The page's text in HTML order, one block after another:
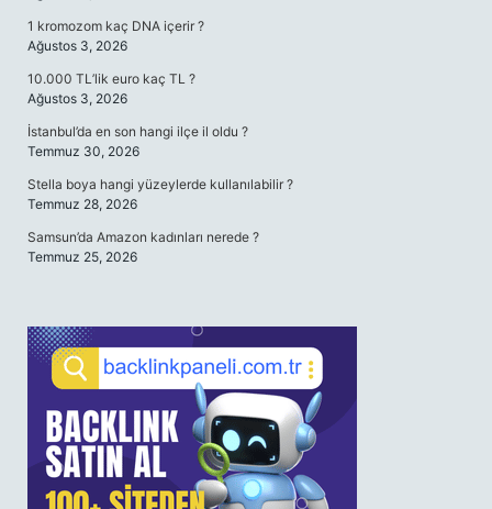
1 kromozom kaç DNA içerir ?
Ağustos 3, 2026
10.000 TL’lik euro kaç TL ?
Ağustos 3, 2026
İstanbul’da en son hangi ilçe il oldu ?
Temmuz 30, 2026
Stella boya hangi yüzeylerde kullanılabilir ?
Temmuz 28, 2026
Samsun’da Amazon kadınları nerede ?
Temmuz 25, 2026